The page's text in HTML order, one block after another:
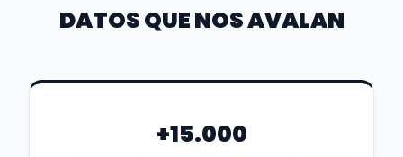
DATOS QUE NOS AVALAN
+15.000